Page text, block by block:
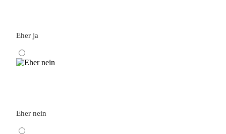
Eher ja
Eher nein